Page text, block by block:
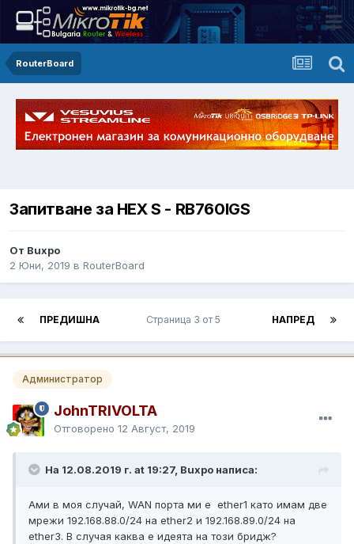
RouterBoard
Запитване за HEX S - RB760IGS
От Buxpo
2 Юни, 2019 в RouterBoard
ПРЕДИШНА НАПРЕД
Страница 3 от 5
Администратор
JohnTRIVOLTA
Отговорено 12 Август, 2019
На 12.08.2019 г. at 19:27, Buxpo написа:
Ами в моя случай, WAN порта ми е ether1 като имам две
мрежи 192.168.88.0/24 на ether2 и 192.168.89.0/24 на
ether3. В случая каква е идеята на този бридж?